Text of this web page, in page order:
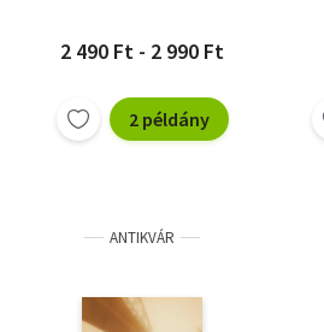
2 490 Ft - 2 990 Ft
2 példány
ANTIKVÁR